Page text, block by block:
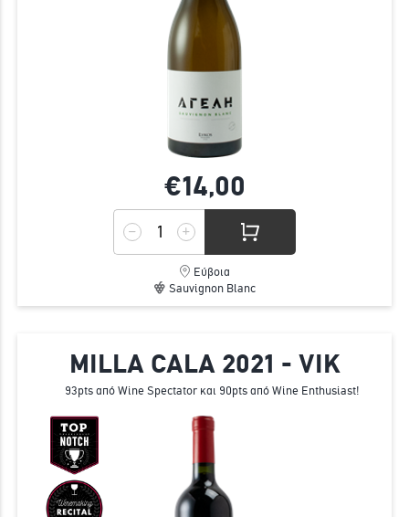
€14,00
Εύβοια
Sauvignon Blanc
MILLA CALA 2021 - VIK
93pts από Wine Spectator και 90pts από Wine Enthusiast!